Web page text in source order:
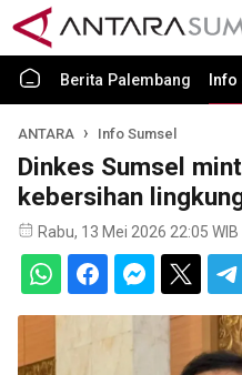
Berita Palembang
ANTARA Info Sumsel
Dinkes Sumsel
kebersihan
Rabu, 13 Mei 2026 22:05 WIB